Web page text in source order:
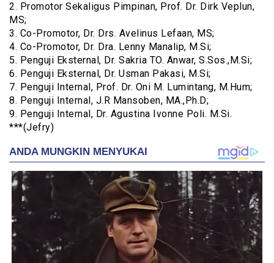
2. Promotor Sekaligus Pimpinan, Prof. Dr. Dirk Veplun,
MS;
3. Co-Promotor, Dr. Drs. Avelinus Lefaan, MS;
4. Co-Promotor, Dr. Dra. Lenny Manalip, M.Si;
5. Penguji Eksternal, Dr. Sakria TO. Anwar, S.Sos.,M.Si;
6. Penguji Eksternal, Dr. Usman Pakasi, M.Si;
7. Penguji Internal, Prof. Dr. Oni M. Lumintang, M.Hum;
8. Penguji Internal, J.R Mansoben, MA.,Ph.D;
9. Penguji Internal, Dr. Agustina Ivonne Poli. M.Si.
***(Jefry)